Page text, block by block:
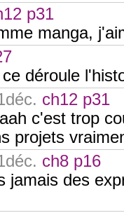
p31
manga,
déroule
ch12 p31
c'est trop
projets
ch8 p16
jamais des